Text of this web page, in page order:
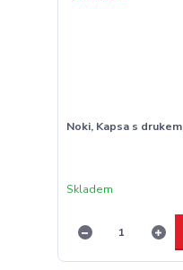
Noki, Kapsa s
Skladem